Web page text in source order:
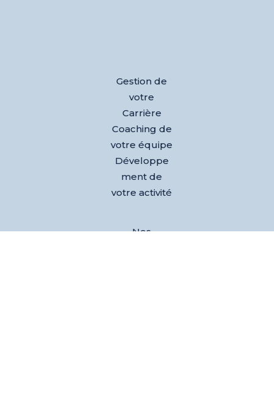
Gestion de
votre
Carrière
Coaching de
votre équipe
Développe
ment de
votre activité
Nos